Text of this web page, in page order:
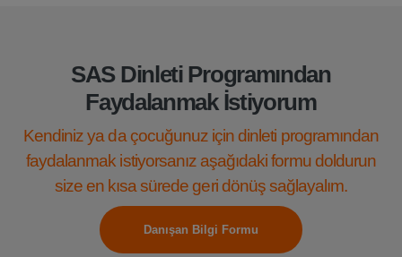
SAS Dinleti Programından
Faydalanmak İstiyorum
Kendiniz ya da çocuğunuz için dinleti programından
faydalanmak istiyorsanız aşağıdaki formu doldurun
size en kısa sürede geri dönüş sağlayalım.
Danışan Bilgi Formu